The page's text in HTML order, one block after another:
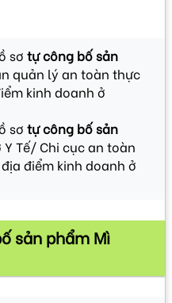
sơ tự công bố sản
quản lý an toàn thực
kinh doanh ở
sơ tự công bố sản
Y Tế/ Chi cục an toàn
điểm kinh doanh ở
sản phẩm Mì